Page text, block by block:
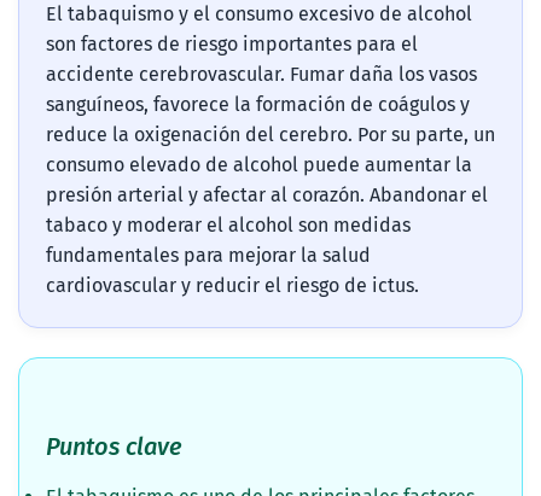
El tabaquismo y el consumo excesivo de alcohol
son factores de riesgo importantes para el
accidente cerebrovascular. Fumar daña los vasos
sanguíneos, favorece la formación de coágulos y
reduce la oxigenación del cerebro. Por su parte, un
consumo elevado de alcohol puede aumentar la
presión arterial y afectar al corazón. Abandonar el
tabaco y moderar el alcohol son medidas
fundamentales para mejorar la salud
cardiovascular y reducir el riesgo de ictus.
Puntos clave